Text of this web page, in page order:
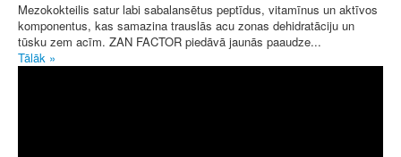
Mezokokteilis satur labi sabalansētus peptīdus, vitamīnus un aktīvos
komponentus, kas samazina trauslās acu zonas dehidratāciju un
tūsku zem acīm. ZAN FACTOR piedāvā jaunās paaudze...
Tālāk »